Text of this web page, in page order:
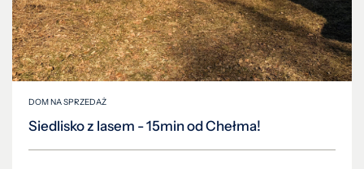
DOM NA SPRZEDAŻ
Siedlisko z lasem - 15min od Chełma!